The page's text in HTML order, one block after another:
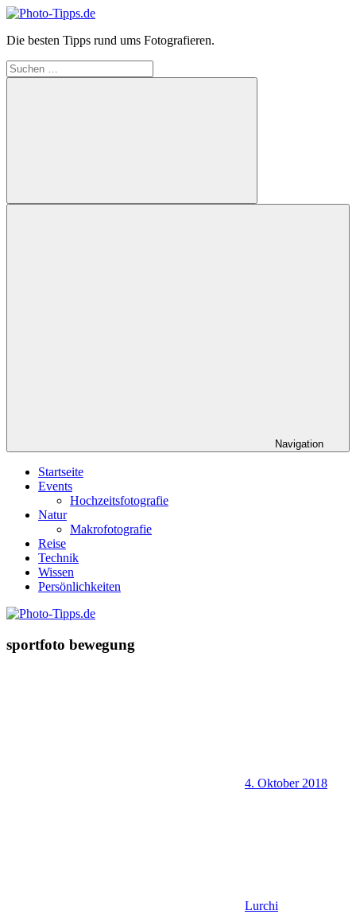
Zum
springen
Photo-
Die besten Tipps rund ums Fotografieren.
Suchen
nach:
Suchen
Navigation
Startseite
Events
Hochzeitsfotografie
Natur
Makrofotografie
Reise
Technik
Wissen
Persönlichkeiten
sportfoto bewegung
4. Oktober 2018
Lurchi